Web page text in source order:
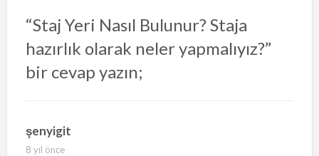
“Staj Yeri Nasıl Bulunur? Staja
hazırlık olarak neler yapmalıyız?”
bir cevap yazın;
şenyigit
8 yıl önce